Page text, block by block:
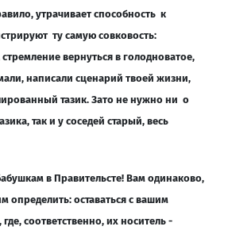
утрачивает способность к
ту самую совковость:
вернуться в голодноватое,
написали сценарий твоей жизни,
тазик. Зато не нужно ни о
так и у соседей старый, весь
в Правительсте! Вам одинаково,
оставаться с вашим
соответственно, их носитель -